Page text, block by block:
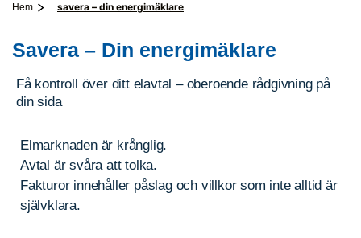
Hem savera – din energimäklare
Savera – Din energimäklare
Få kontroll över ditt elavtal – oberoende rådgivning på
din sida
Elmarknaden är krånglig.
Avtal är svåra att tolka.
Fakturor innehåller påslag och villkor som inte alltid är
självklara.